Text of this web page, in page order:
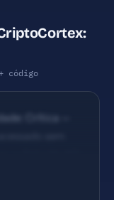
código
Crítica —
vulnerável a